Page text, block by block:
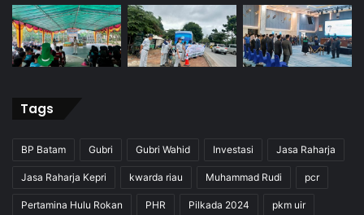
Tags
BP Batam Gubri Gubri Wahid Investasi Jasa Raharja
Jasa Raharja Kepri kwarda riau Muhammad Rudi pcr
Pertamina Hulu Rokan PHR Pilkada 2024 pkm uir